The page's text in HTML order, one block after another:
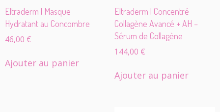
Eltraderm | Masque
Hydratant au Concombre
46,00 €
Ajouter au panier
Eltraderm | Concentré
Collagène Avancé + AH –
Sérum de Collagène
144,00 €
Ajouter au panier